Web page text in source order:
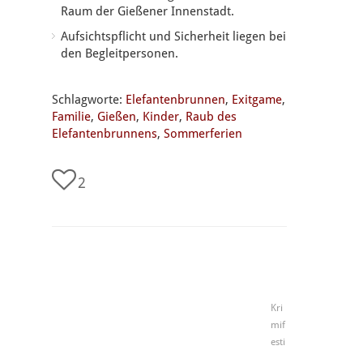
Raum der Gießener Innenstadt.
Aufsichtspflicht und Sicherheit liegen bei
den Begleitpersonen.
Schlagworte: Elefantenbrunnen, Exitgame,
Familie, Gießen, Kinder, Raub des
Elefantenbrunnens, Sommerferien
2
Kri
mif
esti